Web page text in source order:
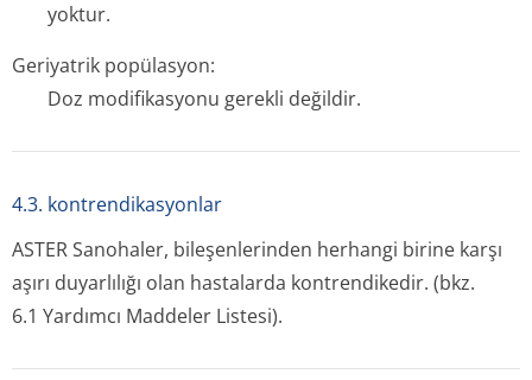
yoktur.
Geriyatrik popülasyon:
Doz modifikasyonu gerekli değildir.
4.3. kontrendikasyonlar
ASTER Sanohaler, bileşenlerinden herhangi birine karşı
aşırı duyarlılığı olan hastalarda kontrendikedir. (bkz.
6.1 Yardımcı Maddeler Listesi).